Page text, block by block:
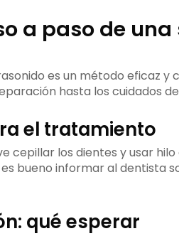
a paso de
es un método eficaz y
hasta los cuidados
el tratamiento
cepillar los dientes y usar
bueno informar al dentista
qué esperar